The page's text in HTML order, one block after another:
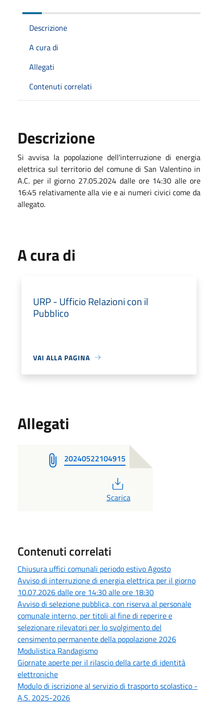
Descrizione
A cura di
Allegati
Contenuti correlati
Descrizione
Si avvisa la popolazione dell'interruzione di energia
elettrica sul territorio del comune di San Valentino in
A.C. per il giorno 27.05.2024 dalle ore 14:30 alle ore
16:45 relativamente alla vie e ai numeri civici come da
allegato.
A cura di
URP - Ufficio Relazioni con il
Pubblico
VAI ALLA PAGINA
Allegati
20240522104915
Scarica
Contenuti correlati
Chiusura uffici comunali periodo estivo Agosto
Avviso di interruzione di energia elettrica per il giorno
10.07.2026 dalle ore 14:30 alle ore 18:30
Avviso di selezione pubblica, con riserva al personale
comunale interno, per titoli al fine di reperire e
selezionare rilevatori per lo svolgimento del
censimento permanente della popolazione 2026
Modulistica Randagismo
Giornate aperte per il rilascio della carte di identità
elettroniche
Modulo di iscrizione al servizio di trasporto scolastico -
A.S. 2025-2026